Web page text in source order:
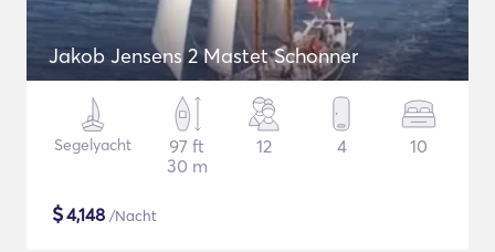
Jakob Jensens 2 Mastet Schonner
Segelyacht
97 ft
30 m
12 4 10
$4,148 /Nacht